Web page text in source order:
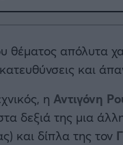
θέματος απόλυτα
κατευθύνσεις και
η Αντιγόνη
δεξιά της μια
και δίπλα της τον